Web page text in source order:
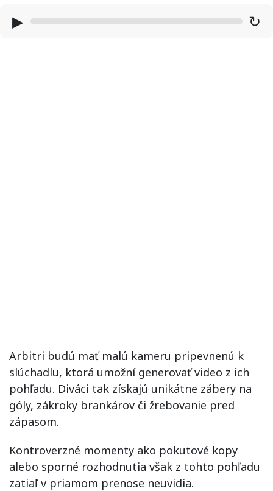
▶ ↻
Arbitri budú mať malú kameru pripevnenú k
slúchadlu, ktorá umožní generovať video z ich
pohľadu. Diváci tak získajú unikátne zábery na
góly, zákroky brankárov či žrebovanie pred
zápasom.
Kontroverzné momenty ako pokutové kopy
alebo sporné rozhodnutia však z tohto pohľadu
zatiaľ v priamom prenose neuvidia.